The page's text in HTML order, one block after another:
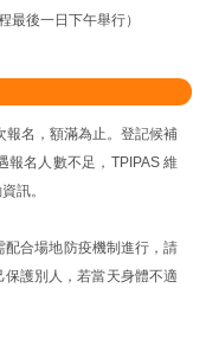
最後一日下午舉行）
名，額滿為止。登記候補
報名人數不足，TPIPAS 維
訊。
合場地防疫機制進行，請
護別人，若當天身體不適